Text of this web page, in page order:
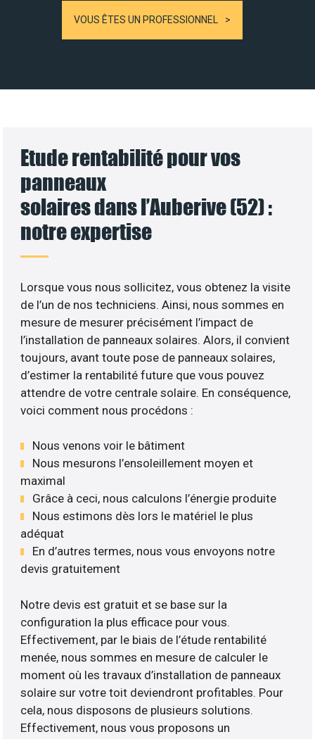
VOUS ÊTES UN PROFESSIONNEL
Etude rentabilité pour vos
panneaux
solaires dans l’Auberive (52) :
notre expertise
Lorsque vous nous sollicitez, vous obtenez la visite
de l’un de nos techniciens. Ainsi, nous sommes en
mesure de mesurer précisément l’impact de
l’installation de panneaux solaires. Alors, il convient
toujours, avant toute pose de panneaux solaires,
d’estimer la rentabilité future que vous pouvez
attendre de votre centrale solaire. En conséquence,
voici comment nous procédons :
Nous venons voir le bâtiment
Nous mesurons l’ensoleillement moyen et
maximal
Grâce à ceci, nous calculons l’énergie produite
Nous estimons dès lors le matériel le plus
adéquat
En d’autres termes, nous vous envoyons notre
devis gratuitement
Notre devis est gratuit et se base sur la
configuration la plus efficace pour vous.
Effectivement, par le biais de l’étude rentabilité
menée, nous sommes en mesure de calculer le
moment où les travaux d’installation de panneaux
solaire sur votre toit deviendront profitables. Pour
cela, nous disposons de plusieurs solutions.
Effectivement, nous vous proposons un